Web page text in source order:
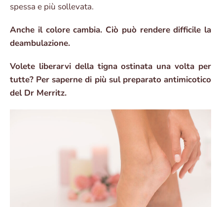
spessa e più sollevata.
Anche il colore cambia. Ciò può rendere difficile la
deambulazione.
Volete liberarvi della tigna ostinata una volta per
tutte? Per saperne di più sul preparato antimicotico
del Dr Merritz.